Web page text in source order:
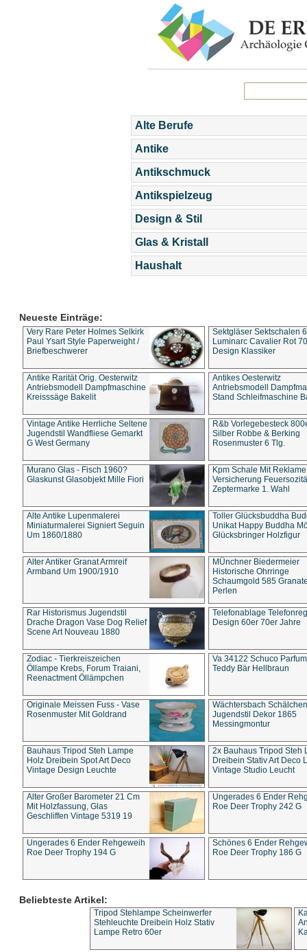
Alte Berufe
Antike
Antikschmuck
Antikspielzeug
Design & Stil
Glas & Kristall
Haushalt
Neueste Einträge:
Very Rare Peter Holmes Selkirk
Paul Ysart Style Paperweight /
Briefbeschwerer
Sektgläser Sektschalen
Luminarc Cavalier Rot
Design Klassiker
Antike Rarität Orig. Oesterwitz
Antriebsmodell Dampfmaschine
Kreisssäge Bakelit
Antikes Oesterwitz
Antriebsmodell
Stand Schleifmaschine
Vintage Antike Herrliche Seltene
Jugendstil Wandfliese Gemarkt
G West Germany
R&b Vorlegebesteck
Silber Robbe & Berking
Rosenmuster 6 Tlg.
Murano Glas - Fisch 1960?
Glaskunst Glasobjekt Mille Fiori
Kpm Schale Mit Reklame
Versicherung
Zeptermarke 1. Wahl
Alte Antike Lupenmalerei
Miniaturmalerei Signiert Seguin
Um 1860/1880
Toller Glücksbuddha
Unikat Happy Buddha
Glücksbringer Holzfigur
Alter Antiker Granat Armreif
Armband Um 1900/1910
MÜnchner Biedermeier
Historische Ohrringe
Schaumgold 585
Perlen
Rar Historismus Jugendstil
Drache Dragon Vase Dog Relief
Scene Art Nouveau 1880
Telefonablage
Design 60er 70er Jahre
Zodiac - Tierkreiszeichen
Öllampe Krebs, Forum Traiani,
Reenactment Öllämpchen
Va 34122 Schuco
Teddy Bär Hellbraun
Originale Meissen Fuss - Vase
Rosenmuster Mit Goldrand
Wächtersbach Schälchen
Jugendstil Dekor 1865
Messingmontur
Bauhaus Tripod Steh Lampe
Holz Dreibein Spot Art Deco
Vintage Design Leuchte
2x Bauhaus Tripod Steh
Dreibein Stativ Art Deco
Vintage Studio Leucht
Alter Großer Barometer 21 Cm
Mit Holzfassung, Glas
Geschliffen Vintage 5319 19
Ungerades 6 Ender
Roe Deer Trophy 242 G
Ungerades 6 Ender Rehgeweih
Roe Deer Trophy 194 G
Schönes 6 Ender
Roe Deer Trophy 186 G
Beliebteste Artikel:
Tripod Stehlampe Scheinwerfer
Stehleuchte Dreibein Holz Stativ
Lampe Retro 60er